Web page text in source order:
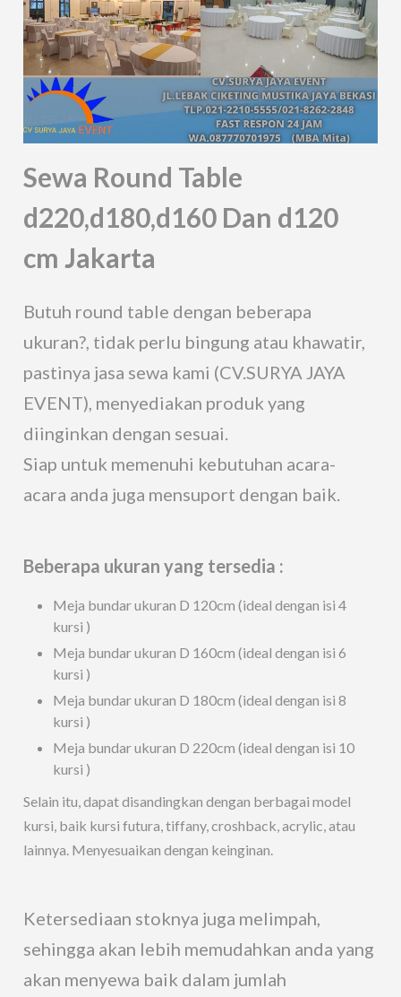
Sewa Round Table
d220,d180,d160 Dan d120
cm Jakarta
Butuh round table dengan beberapa
ukuran?, tidak perlu bingung atau khawatir,
pastinya jasa sewa kami (CV.SURYA JAYA
EVENT), menyediakan produk yang
diinginkan dengan sesuai.
Siap untuk memenuhi kebutuhan acara-
acara anda juga mensuport dengan baik.
Beberapa ukuran yang tersedia :
Meja bundar ukuran D 120cm (ideal dengan isi 4
kursi )
Meja bundar ukuran D 160cm (ideal dengan isi 6
kursi )
Meja bundar ukuran D 180cm (ideal dengan isi 8
kursi )
Meja bundar ukuran D 220cm (ideal dengan isi 10
kursi )
Selain itu, dapat disandingkan dengan berbagai model
kursi, baik kursi futura, tiffany, croshback, acrylic, atau
lainnya. Menyesuaikan dengan keinginan.
Ketersediaan stoknya juga melimpah,
sehingga akan lebih memudahkan anda yang
akan menyewa baik dalam jumlah